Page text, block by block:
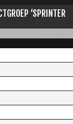
‘SPRINTER